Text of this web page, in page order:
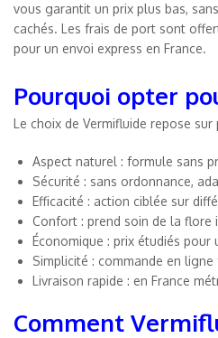
vous garantit un prix plus bas,
cachés. Les frais de port sont
pour un envoi express en France.
Pourquoi opter
Le choix de Vermifluide repose
Aspect naturel : formule sans
Sécurité : sans ordonnance,
Efficacité : action ciblée sur
Confort : prend soin de la flore
Économique : prix étudiés pour
Simplicité : commande en
Livraison rapide : en France
Comment